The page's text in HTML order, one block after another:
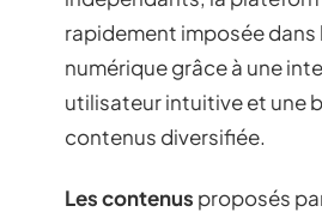
rapidement imposée dans
numérique grâce à une
utilisateur intuitive et une
contenus diversifiée.
Les contenus proposés